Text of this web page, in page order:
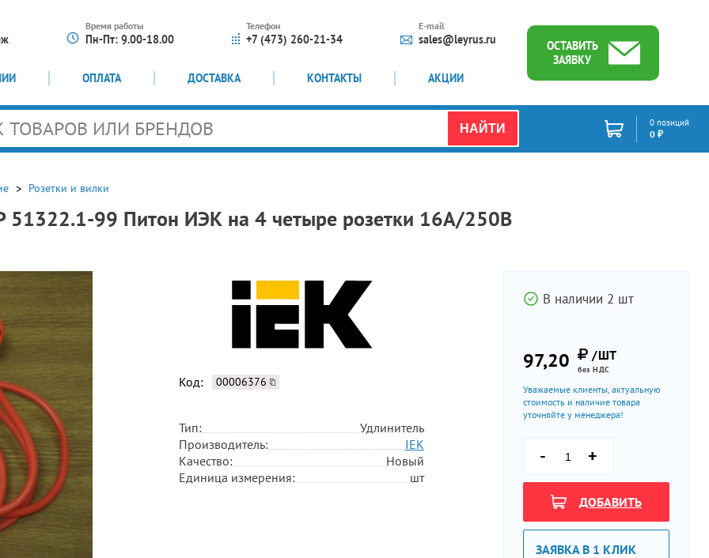
Время работы
Пн-Пт: 9.00-18.00
Телефон
+7 (473) 260-21-34
E-mail
sales@leyrus.ru
ОПЛАТА ДОСТАВКА КОНТАКТЫ АКЦИИ
ОСТАВИТЬ
ЗАЯВКУ
НАЙТИ 0 позиций
0 ₽
Розетки и вилки
51322.1-99 Питон ИЭК на 4 четыре розетки 16А/250В
Код: 00006376
Тип:
Удлинитель
Производитель:
IEK
Качество:
Новый
Единица измерения:
шт
В наличии 2 шт
97,20 /ШТ
без НДС
Уважаемые клиенты, актуальную
стоимость и наличие товара
уточняйте у менеджера!
- +
ДОБАВИТЬ
ЗАЯВКА В 1 КЛИК